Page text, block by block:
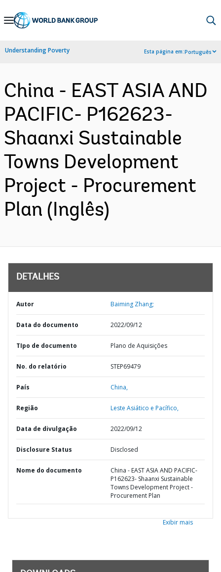
Skip
Navigation
Understanding Poverty Esta página em:Português
China - EAST ASIA AND
PACIFIC- P162623-
Shaanxi Sustainable
Towns Development
Project - Procurement
Plan (Inglês)
DETALHES
Autor Baiming Zhang;
Data do documento 2022/09/12
TIpo de documento Plano de Aquisições
No. do relatório STEP69479
País China,
Região Leste Asiático e Pacífico,
Data de divulgação 2022/09/12
Disclosure Status Disclosed
Nome do documento
China - EAST ASIA AND PACIFIC-
P162623- Shaanxi Sustainable
Towns Development Project -
Procurement Plan
Exibir mais